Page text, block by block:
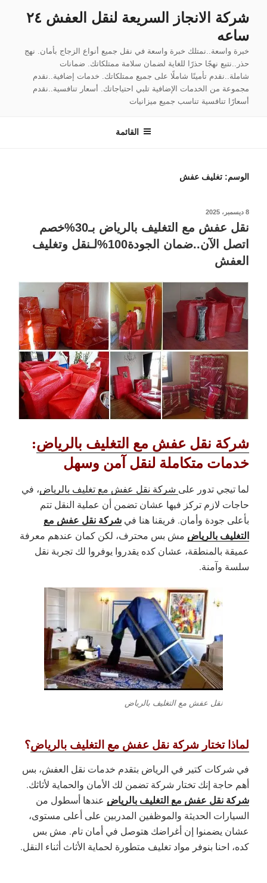
المحتوى
شركة الانجاز السريعة لنقل العفش ٢٤
ساعه
خبرة واسعة..نمتلك خبرة واسعة في نقل جميع أنواع الزجاج بأمان. نهج
حذر..نتبع نهجًا حذرًا للغاية لضمان سلامة ممتلكاتك. ضمانات
شاملة..نقدم تأمينًا شاملًا على جميع ممتلكاتك. خدمات إضافية..نقدم
مجموعة من الخدمات الإضافية تلبي احتياجاتك. أسعار تنافسية..نقدم
أسعارًا تنافسية تناسب جميع ميزانيات
القائمة
الوسم: تغليف عفش
نُشر
8 ديسمبر، 2025
نقل عفش مع التغليف بالرياض بـ30%خصم
اتصل الآن..ضمان الجودة100%لـنقل وتغليف
العفش
شركة نقل عفش مع التغليف بالرياض:
خدمات متكاملة لنقل آمن وسهل
لما تيجي تدور على شركة نقل عفش مع تغليف بالرياض، في
حاجات لازم تركز فيها عشان تضمن أن عملية النقل تتم
بأعلى جودة وأمان. فريقنا هنا في شركة نقل عفش مع
التغليف بالرياض مش بس محترف، لكن كمان عندهم معرفة
عميقة بالمنطقة، عشان كده يقدروا يوفروا لك تجربة نقل
سلسة وآمنة.
نقل عفش مع التغليف بالرياض
لماذا تختار شركة نقل عفش مع التغليف بالرياض؟
في شركات كتير في الرياض بتقدم خدمات نقل العفش، بس
أهم حاجة إنك تختار شركة تضمن لك الأمان والحماية لأثاثك.
شركة نقل عفش مع التغليف بالرياض عندها أسطول من
السيارات الحديثة والموظفين المدربين على أعلى مستوى،
عشان يضمنوا إن أغراضك هتوصل في أمان تام. مش بس
كده، احنا بنوفر مواد تغليف متطورة لحماية الأثاث أثناء النقل.